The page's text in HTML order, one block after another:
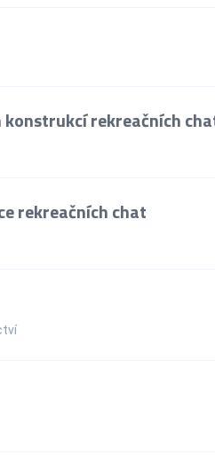
rekreačních
rekreačních chat